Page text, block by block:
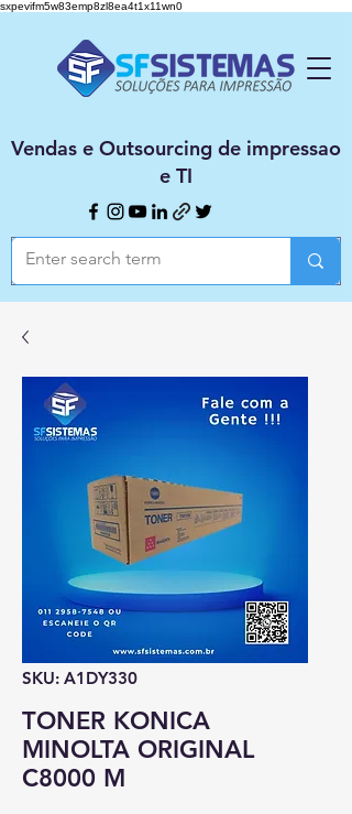
sxpevifm5w83emp8zl8ea4t1x11wn0
Vendas e Outsourcing de impressao
e TI
SKU: A1DY330
TONER KONICA
MINOLTA ORIGINAL
C8000 M